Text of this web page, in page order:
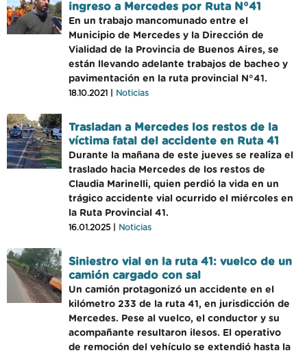
ingreso a Mercedes por Ruta N°41
En un trabajo mancomunado entre el
Municipio de Mercedes y la Dirección de
Vialidad de la Provincia de Buenos Aires, se
están llevando adelante trabajos de bacheo y
pavimentación en la ruta provincial N°41.
18.10.2021 | Noticias
Trasladan a Mercedes los restos de la
víctima fatal del accidente en Ruta 41
Durante la mañana de este jueves se realiza el
traslado hacia Mercedes de los restos de
Claudia Marinelli, quien perdió la vida en un
trágico accidente vial ocurrido el miércoles en
la Ruta Provincial 41.
16.01.2025 | Noticias
Siniestro vial en la ruta 41: vuelco de un
camión cargado con sal
Un camión protagonizó un accidente en el
kilómetro 233 de la ruta 41, en jurisdicción de
Mercedes. Pese al vuelco, el conductor y su
acompañante resultaron ilesos. El operativo
de remoción del vehículo se extendió hasta la